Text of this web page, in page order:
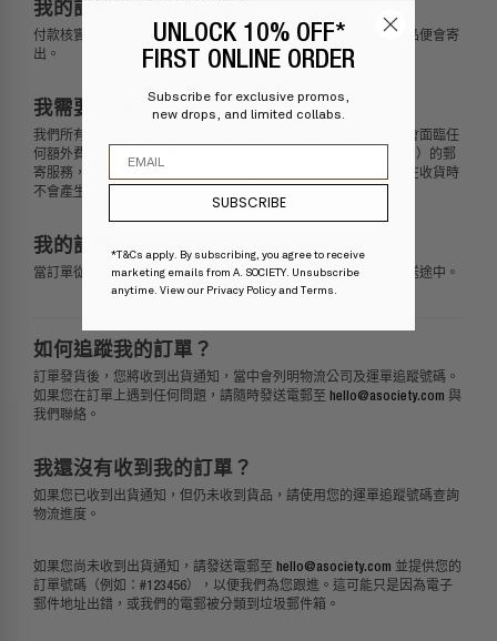
我的訂單
付款核實
成功後，請預留 1 至 3 個工作天進行訂單處理，隨後貨品便會寄
出。
我需要支付多少關稅和稅金？
我們所有的產品價格已包含所有稅項及關稅，因此
您在收貨時不會面臨任
何額外費用。在極少數情況下，若部分地區
不提供已付關稅（DDP）的郵
寄服務，相關關稅和稅項將會提前計算並包含在總額中，確保
您在收貨時
不會產生任何意料之外的費用。
我的訂單出貨了嗎？
當訂單從倉庫發出後， 您將會收到 確認電郵，通知您貨品已在運送途中。
如何追蹤我的訂單？
訂單發貨後，您將收到 出貨通知 ， 當中會列明物流公司及運單追蹤號碼。
如果您在訂單上遇到任何問題， 請隨時發送電郵至 hello@asociety.com 與
我們聯絡。
我還沒有收到我的訂單？
如果您已收到 出貨通知 ，但仍未收到 貨品，請使用您的運單追蹤號碼查詢
物流進度。
如果您尚未收到 出貨通知 ，請發送電郵至 hello@asociety.com 並提供您的
訂單號碼（例如：#123456）， 以便我們為您跟進。這可能只是 因為電子
郵件地址出錯，或我們的電郵被分類到垃圾郵件箱。
UNLOCK 10% OFF*
FIRST ONLINE ORDER
Subscribe for exclusive promos,
new drops, and limited collabs.
Email
SUBSCRIBE
*T&Cs apply. By subscribing, you agree to receive
marketing emails from A. SOCIETY. Unsubscribe
anytime. View our Privacy Policy and Terms .